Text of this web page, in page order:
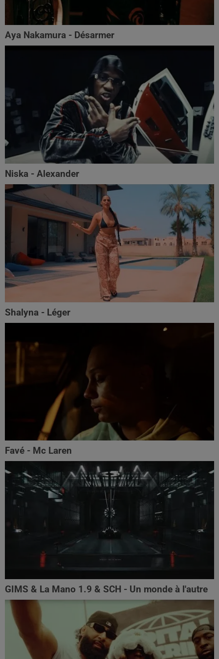
Aya Nakamura - Désarmer
Niska - Alexander
Shalyna - Léger
Favé - Mc Laren
GIMS & La Mano 1.9 & SCH - Un monde à l'autre